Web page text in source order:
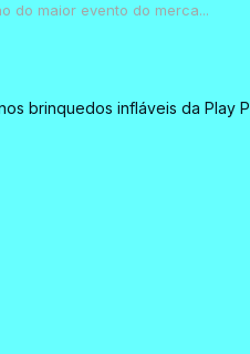
do maior evento do merca...